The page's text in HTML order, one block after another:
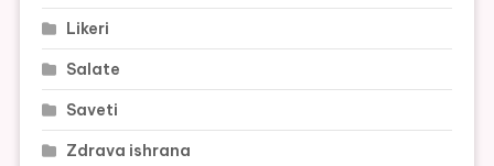
Likeri
Salate
Saveti
Zdrava ishrana